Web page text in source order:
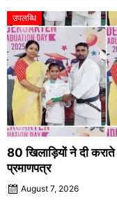
उपलब्धि
80 खिलाड़ियों ने दी
प्रमाणपत्र
August 7, 2026